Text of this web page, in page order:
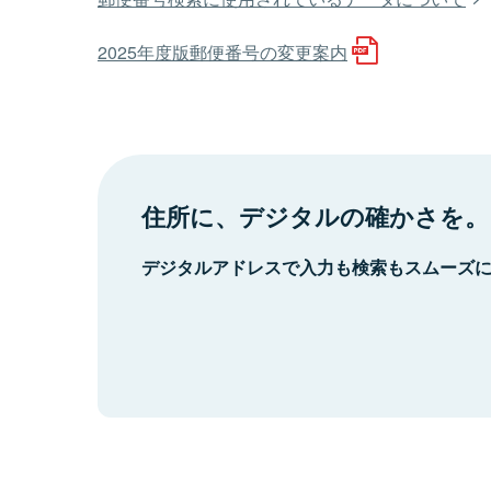
2025年度版郵便番号の変更案内
住所に、デジタルの確かさを。
デジタルアドレスで入力も検索もスムーズ